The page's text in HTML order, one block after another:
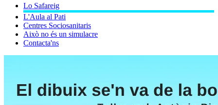
Lo Safareig
L'Aula al Pati
Centres Sociosanitaris
Això no és un simulacre
Contacta'ns